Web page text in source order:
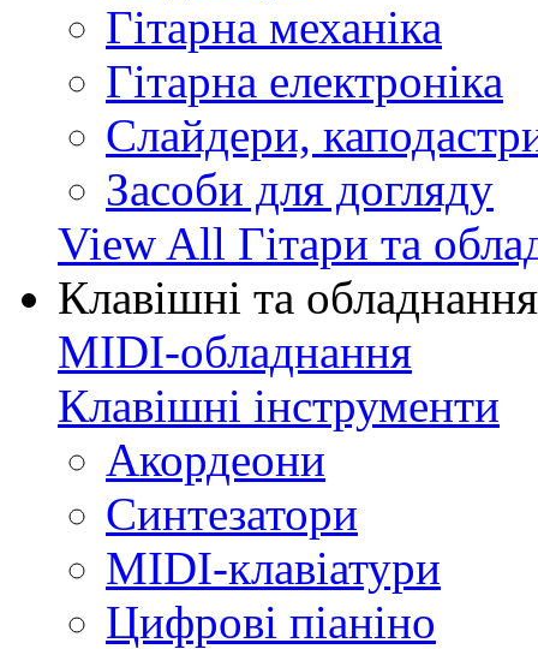
Гітарна механіка
Гітарна електроніка
Слайдери,
Засоби для догляду
View All Гітари та
Клавішні та обладнання
MIDI-обладнання
Клавішні інструменти
Акордеони
Синтезатори
MIDI-клавіатури
Цифрові піаніно